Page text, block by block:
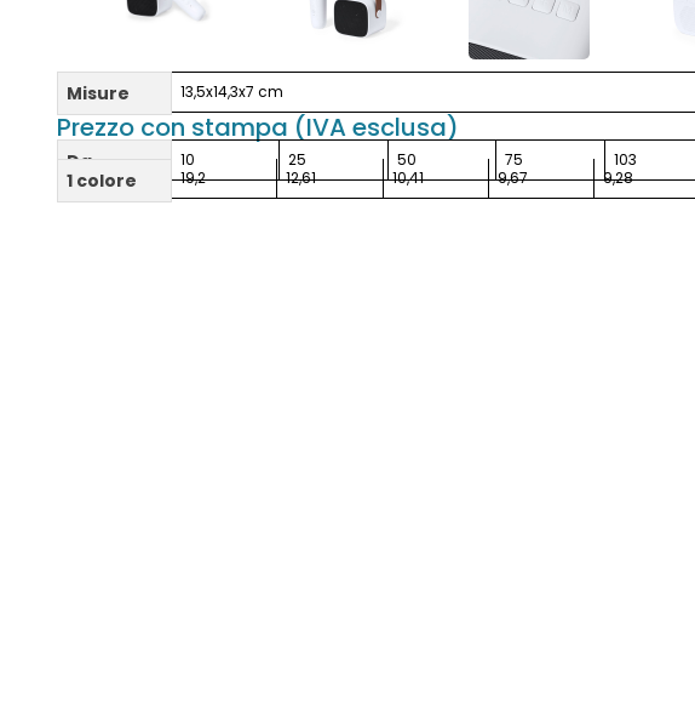
Misure 13,5x14,3x7 cm
Prezzo con stampa (IVA esclusa)
Da 10 25 50 75 103
1 colore 19,2 12,61 10,41 9,67 9,28